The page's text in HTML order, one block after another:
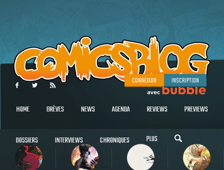
CONNEXION INSCRIPTION
HOME BRÈVES NEWS AGENDA REVIEWS PREVIEWS
DOSSIERS INTERVIEWS CHRONIQUES PLUS